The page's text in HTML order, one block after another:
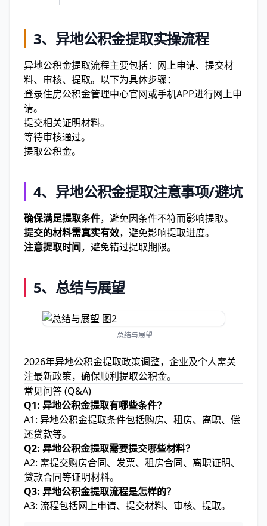
3、 异地公积金提取实操流程
异地公积金提取流程主要包括：网上申请、提交材
料、审核、提取。以下为具体步骤：
登录住房公积金管理中心官网或手机APP进行网上申
请。
提交相关证明材料。
等待审核通过。
提取公积金。
4、 异地公积金提取注意事项/避坑
确保满足提取条件，避免因条件不符而影响提取。
提交的材料需真实有效，避免影响提取进度。
注意提取时间，避免错过提取期限。
5、 总结与展望
总结与展望
2026年异地公积金提取政策调整，企业及个人需关
注最新政策，确保顺利提取公积金。
常见问答 (Q&A)
Q1: 异地公积金提取有哪些条件？
A1: 异地公积金提取条件包括购房、租房、离职、偿
还贷款等。
Q2: 异地公积金提取需要提交哪些材料？
A2: 需提交购房合同、发票、租房合同、离职证明、
贷款合同等证明材料。
Q3: 异地公积金提取流程是怎样的？
A3: 流程包括网上申请、提交材料、审核、提取。